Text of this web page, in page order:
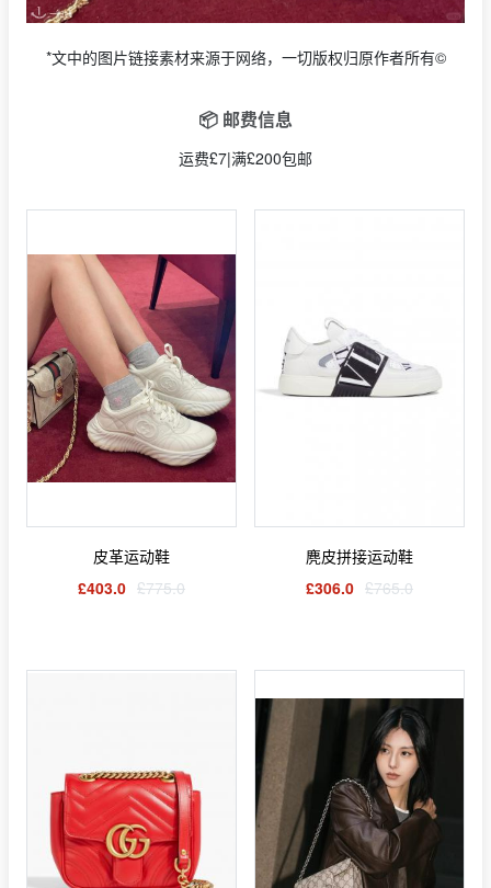
*文中的图片链接素材来源于网络，一切版权归原作者所有©
📦 邮费信息
运费£7|满£200包邮
皮革运动鞋
£403.0 £775.0
麂皮拼接运动鞋
£306.0 £765.0